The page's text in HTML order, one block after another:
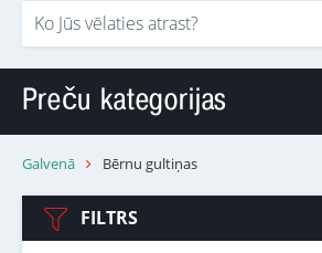
Preču kategorijas
Galvenā Bērnu gultiņas
FILTRS